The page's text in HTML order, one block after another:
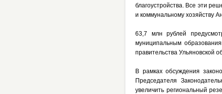
благоустройства. Все эти
и коммунальному хозяйству
63,7 млн рублей
муниципальным
правительства Ульяновской
В рамках обсуждения
Председателя
увеличить региональный